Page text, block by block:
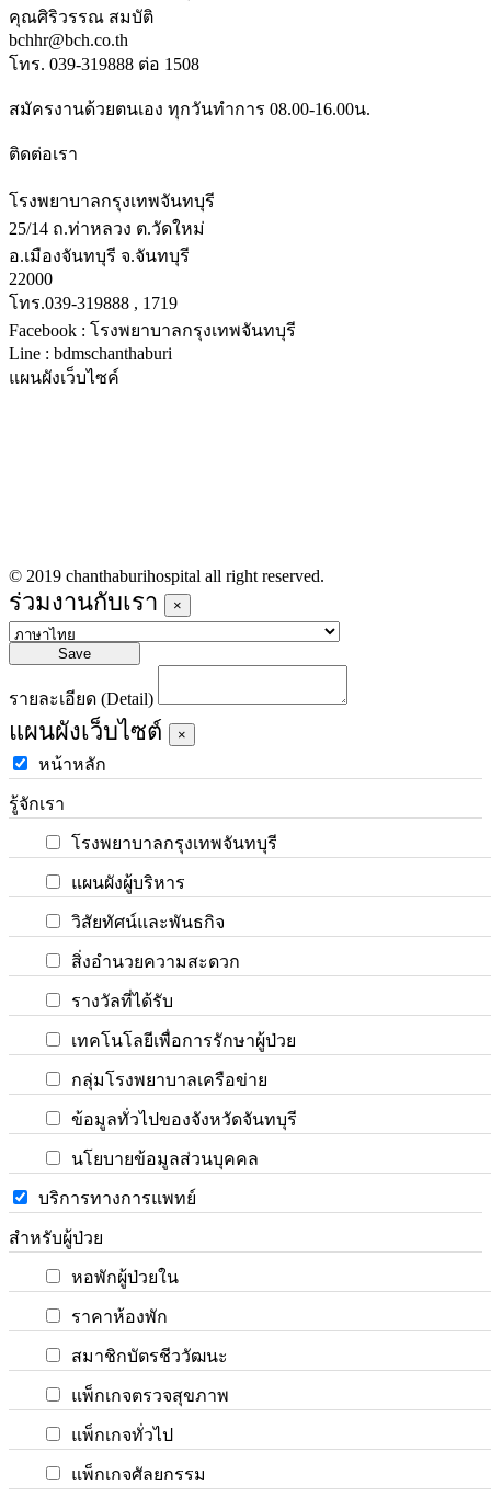
คุณศิริวรรณ สมบัติ
bchhr@bch.co.th
โทร. 039-319888 ต่อ 1508
สมัครงานด้วยตนเอง ทุกวันทำการ 08.00-16.00น.
ติดต่อเรา
โรงพยาบาลกรุงเทพจันทบุรี
25/14 ถ.ท่าหลวง ต.วัดใหม่
อ.เมืองจันทบุรี จ.จันทบุรี
22000
โทร.039-319888 , 1719
Facebook : โรงพยาบาลกรุงเทพจันทบุรี
Line : bdmschanthaburi
แผนผังเว็บไซค์
© 2019 chanthaburihospital all right reserved.
ร่วมงานกับเรา ×
Save
รายละเอียด (Detail)
แผนผังเว็บไซต์ ×
หน้าหลัก
รู้จักเรา
โรงพยาบาลกรุงเทพจันทบุรี
แผนผังผู้บริหาร
วิสัยทัศน์และพันธกิจ
สิ่งอำนวยความสะดวก
รางวัลที่ได้รับ
เทคโนโลยีเพื่อการรักษาผู้ป่วย
กลุ่มโรงพยาบาลเครือข่าย
ข้อมูลทั่วไปของจังหวัดจันทบุรี
นโยบายข้อมูลส่วนบุคคล
บริการทางการแพทย์
สำหรับผู้ป่วย
หอพักผู้ป่วยใน
ราคาห้องพัก
สมาชิกบัตรชีววัฒนะ
แพ็กเกจตรวจสุขภาพ
แพ็กเกจทั่วไป
แพ็กเกจศัลยกรรม